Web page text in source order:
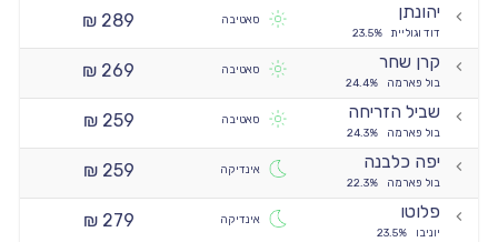
יהונתן
דוד וגוליית 23.5%
סאטיבה
289 ₪
קרן שחר
בול פארמה 24.4%
סאטיבה
269 ₪
שביל הזריחה
בול פארמה 24.3%
סאטיבה
259 ₪
יפה כלבנה
בול פארמה 22.3%
אינדיקה
259 ₪
פלוטו
יוניבו 23.5%
אינדיקה
279 ₪